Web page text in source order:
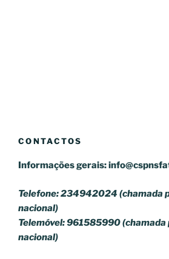
CONTACTOS
Informações gerais:
Telefone: 234942024 (chamada
nacional)
Telemóvel: 961585990 (chamada
nacional)